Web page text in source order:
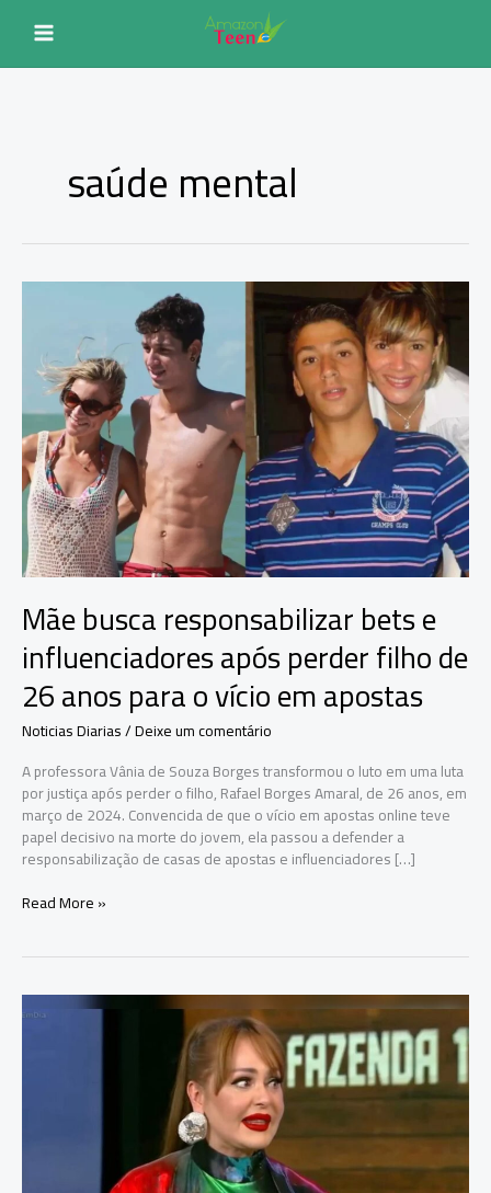
conteúdo
saúde mental
Mãe busca responsabilizar bets e
influenciadores após perder filho de
26 anos para o vício em apostas
Noticias Diarias/Deixe um comentário
A professora Vânia de Souza Borges transformou o luto em uma luta
por justiça após perder o filho, Rafael Borges Amaral, de 26 anos, em
março de 2024. Convencida de que o vício em apostas online teve
papel decisivo na morte do jovem, ela passou a defender a
responsabilização de casas de apostas e influenciadores […]
Mãe
e
influenciadores
Read More »